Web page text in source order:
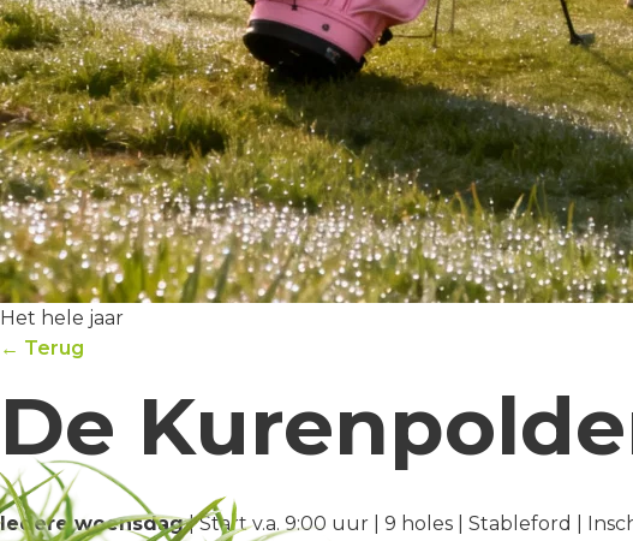
Het hele jaar
← Terug
De
Iedere woensdag| Start v.a. 9:00 uur | 9 holes | Stableford |